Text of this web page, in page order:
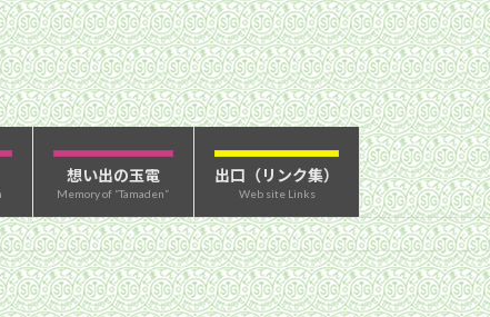
想い出の玉電
Memory of “Tamaden”
出口（リンク集）
Web site Links